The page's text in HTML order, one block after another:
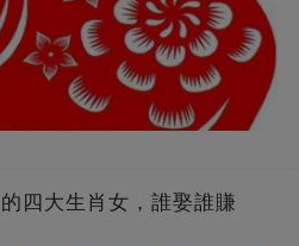
四大生肖女，誰娶誰賺